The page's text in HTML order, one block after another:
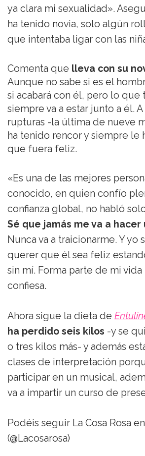
ya clara mi sexualidad».
ha tenido novia, solo algún
que intentaba ligar con las
Comenta que lleva con su
Aunque no sabe si es el
si acabará con él, pero lo que
siempre va a estar junto a él.
rupturas -la última de nueve
ha tenido rencor y siempre le
que fuera feliz.
«Es una de las mejores
conocido, en quien confío
confianza global, no habló
Sé que jamás me va a
Nunca va a traicionarme. Y yo
querer que él sea feliz
sin mí. Forma parte de mi vida
confiesa.
Ahora sigue la dieta de
ha perdido seis kilos -y se
o tres kilos más- y además
clases de interpretación
participar en un musical,
va a impartir un curso de
Podéis seguir La Cosa Rosa en
(@Lacosarosa)